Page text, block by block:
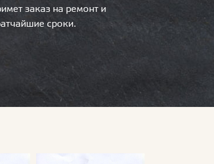
заказ на ремонт и
сроки.